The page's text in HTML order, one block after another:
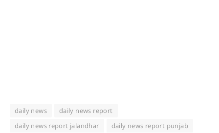
daily news
daily news report
daily news report jalandhar
daily news report punjab